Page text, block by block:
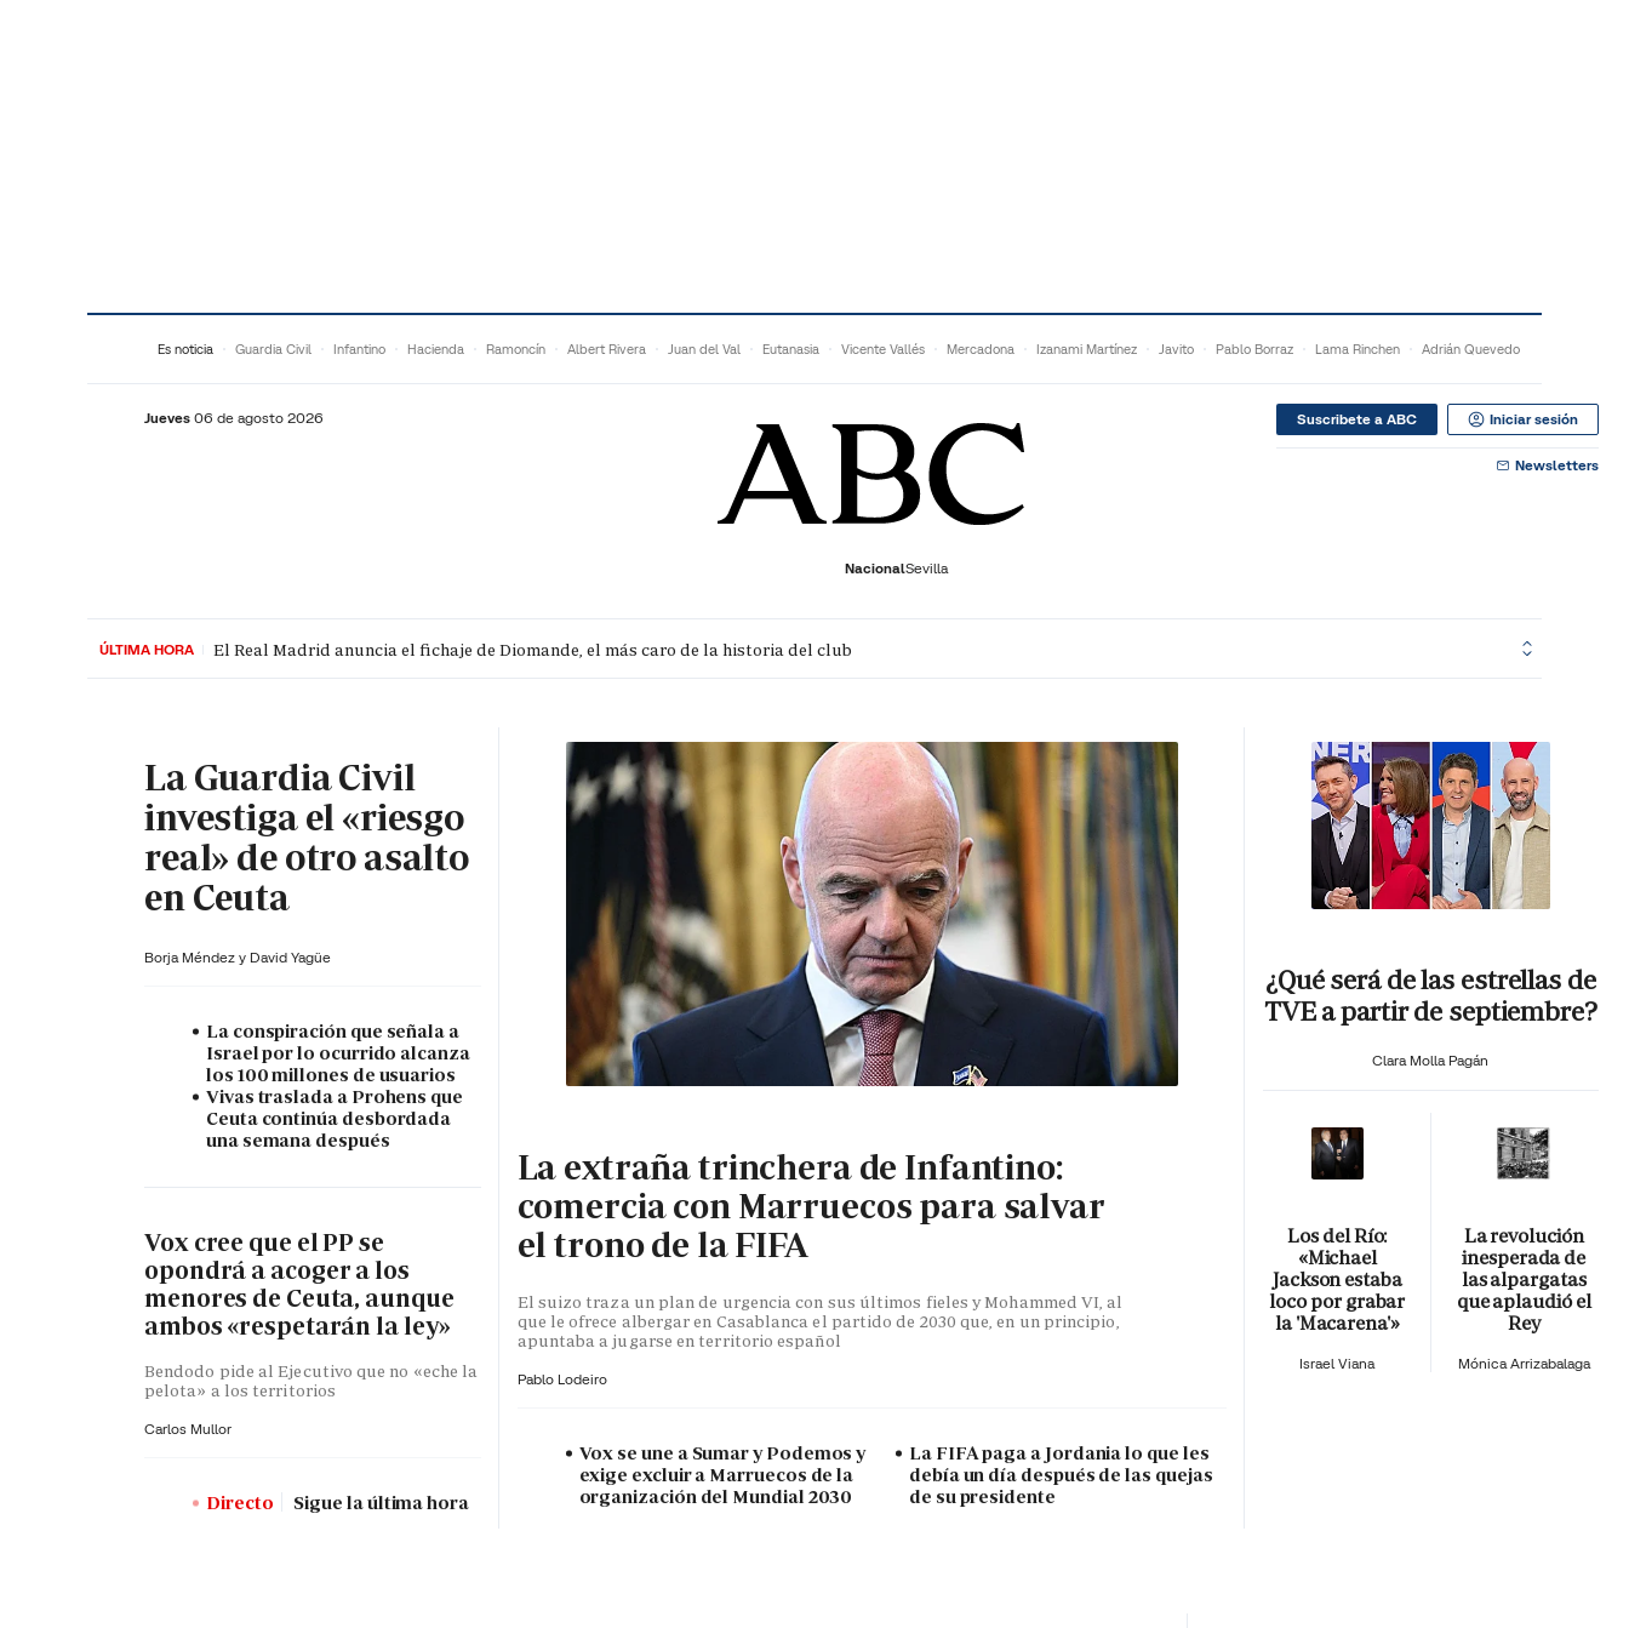
Es noticia Guardia Civil Infantino Hacienda Ramoncín Albert Rivera Juan del Val Eutanasia Vicente Vallés Mercadona Izanami Martínez Javito Pablo Borraz Lama Rinchen Adrián Quevedo
Jueves 06 de agosto 2026
NacionalSevilla
Suscribete a ABC Iniciar sesión
Newsletters
PORTADAOPINIÓNESPAÑAMADRIDINTERNACIONALECONOMÍADEPORTESSOCIEDADCULTURA
ÚLTIMA HORA El Real Madrid anuncia el fichaje de Diomande, el más caro de la historia del club
La Guardia Civil
investiga el «riesgo
real» de otro asalto
en Ceuta
Borja Méndez y David Yagüe
La conspiración que señala a
Israel por lo ocurrido alcanza
los 100 millones de usuarios
Vivas traslada a Prohens que
Ceuta continúa desbordada
una semana después
Vox cree que el PP se
opondrá a acoger a los
menores de Ceuta, aunque
ambos «respetarán la ley»
Bendodo pide al Ejecutivo que no «eche la
pelota» a los territorios
Carlos Mullor
Directo Sigue la última hora
La extraña trinchera de Infantino:
comercia con Marruecos para salvar
el trono de la FIFA
El suizo traza un plan de urgencia con sus últimos fieles y Mohammed VI, al
que le ofrece albergar en Casablanca el partido de 2030 que, en un principio,
apuntaba a jugarse en territorio español
Pablo Lodeiro
Vox se une a Sumar y Podemos y
exige excluir a Marruecos de la
organización del Mundial 2030
La FIFA paga a Jordania lo que les
debía un día después de las quejas
de su presidente
¿Qué será de las estrellas de
TVE a partir de septiembre?
Clara Molla Pagán
Los del Río:
«Michael
Jackson estaba
loco por grabar
la 'Macarena'»
Israel Viana
La revolución
inesperada de
las alpargatas
que aplaudió el
Rey
Mónica Arrizabalaga